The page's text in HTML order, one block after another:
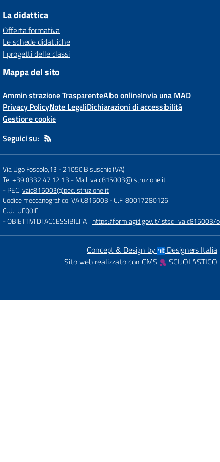
La didattica
Offerta formativa
Le schede didattiche
I progetti delle classi
Mappa del sito
Amministrazione TrasparenteAlbo onlineInvia una MAD
Privacy PolicyNote LegaliDichiarazioni di accessibilità
Gestione cookie
Seguici su:
Via Ugo Foscolo,13 -21050 Bisuschio (VA)
Tel +39 0332 47 12 13 - Mail:vaic815003@istruzione.it
- PEC:vaic815003@pec.istruzione.it
Codice meccanografico: VAIC815003 - C.F. 80017280126
C.U.: UFQ0IF
- OBIETTIVI DI ACCESSIBILITA' : https://form.agid.gov.it/istsc_vaic815003/
Concept & Design by
Designers Italia
Sito web realizzato con CMS
SCUOLASTICO